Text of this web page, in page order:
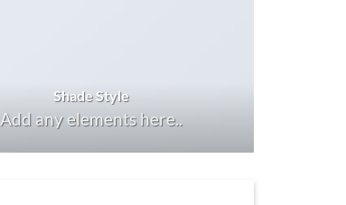
Shade Style
Add any elements here..